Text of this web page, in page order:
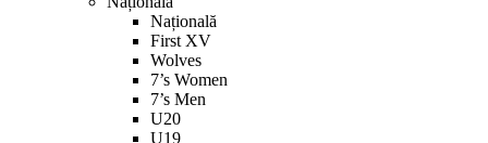
Națională
First XV
Wolves
7’s Women
7’s Men
U20
U19